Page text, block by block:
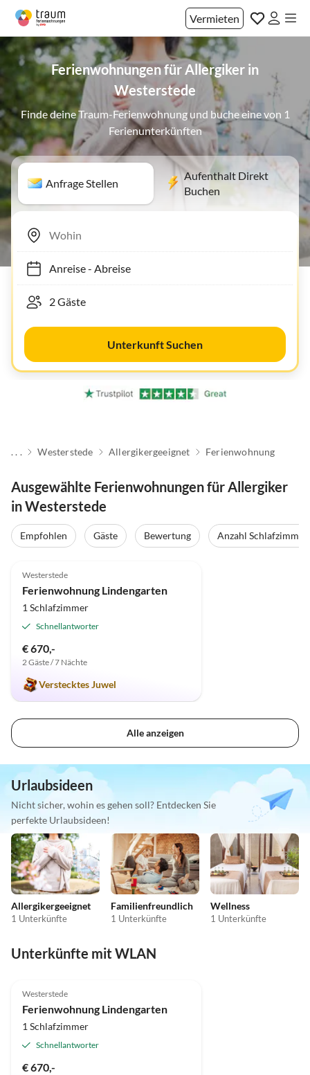
Vermieten
Ferienwohnungen für Allergiker in
Westerstede
Finde deine Traum-Ferienwohnung und buche eine von 1
Ferienunterkünften
Anfrage Stellen
Aufenthalt Direkt
Buchen
Anreise- Abreise
Unterkunft Suchen
. . . Westerstede Allergikergeeignet Ferienwohnung
Ausgewählte Ferienwohnungen für Allergiker
in Westerstede
Empfohlen Gäste Bewertung
Anzahl Schlafzimmer
Westerstede
Ferienwohnung Lindengarten
1 Schlafzimmer
Schnellantworter
€ 670,-
2 Gäste / 7 Nächte
Verstecktes Juwel
Alle anzeigen
Urlaubsideen
Nicht sicher, wohin es gehen soll? Entdecken Sie
perfekte Urlaubsideen!
Allergikergeeignet
1 Unterkünfte
Familienfreundlich
1 Unterkünfte
Wellness
1 Unterkünfte
Unterkünfte mit WLAN
Westerstede
Ferienwohnung Lindengarten
1 Schlafzimmer
Schnellantworter
€ 670,-